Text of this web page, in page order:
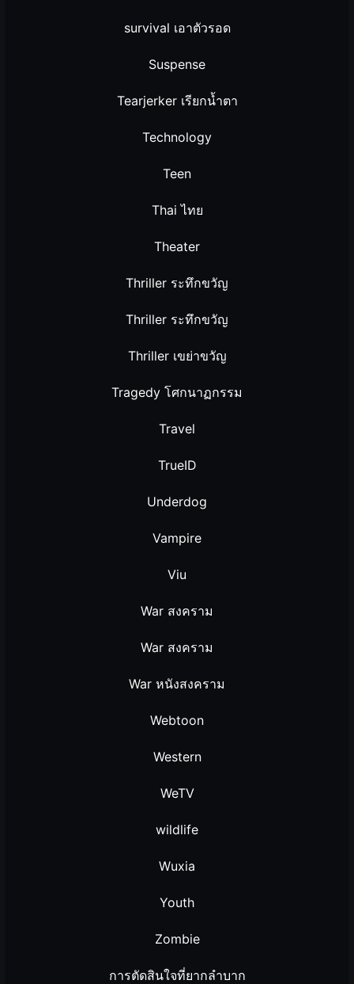
survival เอาตัวรอด
Suspense
Tearjerker เรียกน้ำตา
Technology
Teen
Thai ไทย
Theater
Thriller ระทึกขวัญ
Thriller ระทึกขวัญ
Thriller เขย่าขวัญ
Tragedy โศกนาฏกรรม
Travel
TrueID
Underdog
Vampire
Viu
War สงคราม
War สงคราม
War หนังสงคราม
Webtoon
Western
WeTV
wildlife
Wuxia
Youth
Zombie
การตัดสินใจที่ยากลำบาก